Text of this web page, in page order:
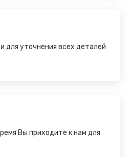
для уточнения всех деталей
Вы приходите к нам для